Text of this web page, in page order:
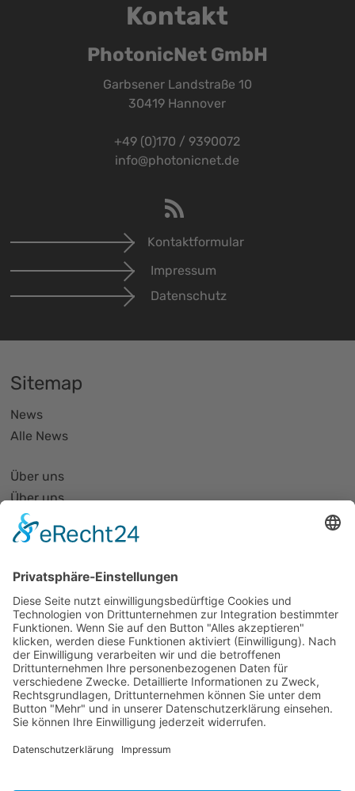
Kontakt
PhotonicNet GmbH
Garbsener Landstraße 10
30419 Hannover
+49 (0)170 / 9390072
info@photonicnet.de
Kontaktformular
Impressum
Datenschutz
Sitemap
News
Alle News
Über uns
Über uns
PhotonicNet:work - 1. Netzwerktreffen
Organisationsform
Partnernetze
Mitglied werden
Projekte
Veranstaltungen
Alle Veranstaltungen
Jobs
Alle Jobs